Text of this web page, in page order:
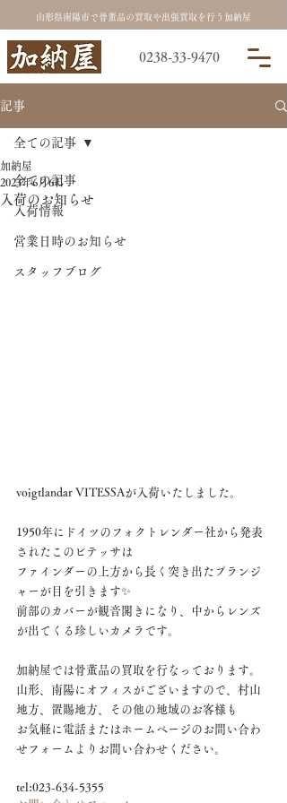
0238-33-9470
山形県南陽市で骨董品の買取や出張買取を行う加納屋
記事
全ての記事
入荷情報
営業日時のお知らせ
スタッフブログ
全ての記事
入荷のお知らせ
加納屋
2023年6月6日
voigtlandar VITESSAが入荷いたしました。
1950年にドイツのフォクトレンダー社から発表
されたこのビテッサは
ファインダーの上方から長く突き出たプランジ
ャーが目を引きます✨
前部のカバーが観音開きになり、中からレンズ
が出てくる珍しいカメラです。
加納屋では骨董品の買取を行なっております。
山形、南陽にオフィスがございますので、村山
地方、置賜地方、その他の地域のお客様も
お気軽に電話またはホームページのお問い合わ
せフォームよりお問い合わせください。
tel:023-634-5355